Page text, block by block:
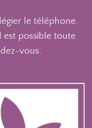
le téléphone.
est possible toute
vous.